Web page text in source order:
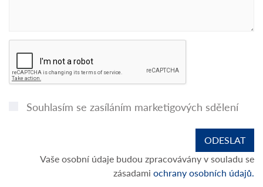
Souhlasím se zasíláním marketigových sdělení
Vaše osobní údaje budou zpracovávány v souladu se
zásadami ochrany osobních údajů.